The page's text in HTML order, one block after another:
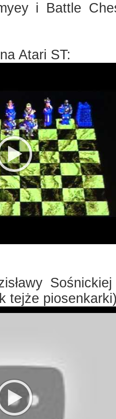
i Battle
Atari ST:
tejże